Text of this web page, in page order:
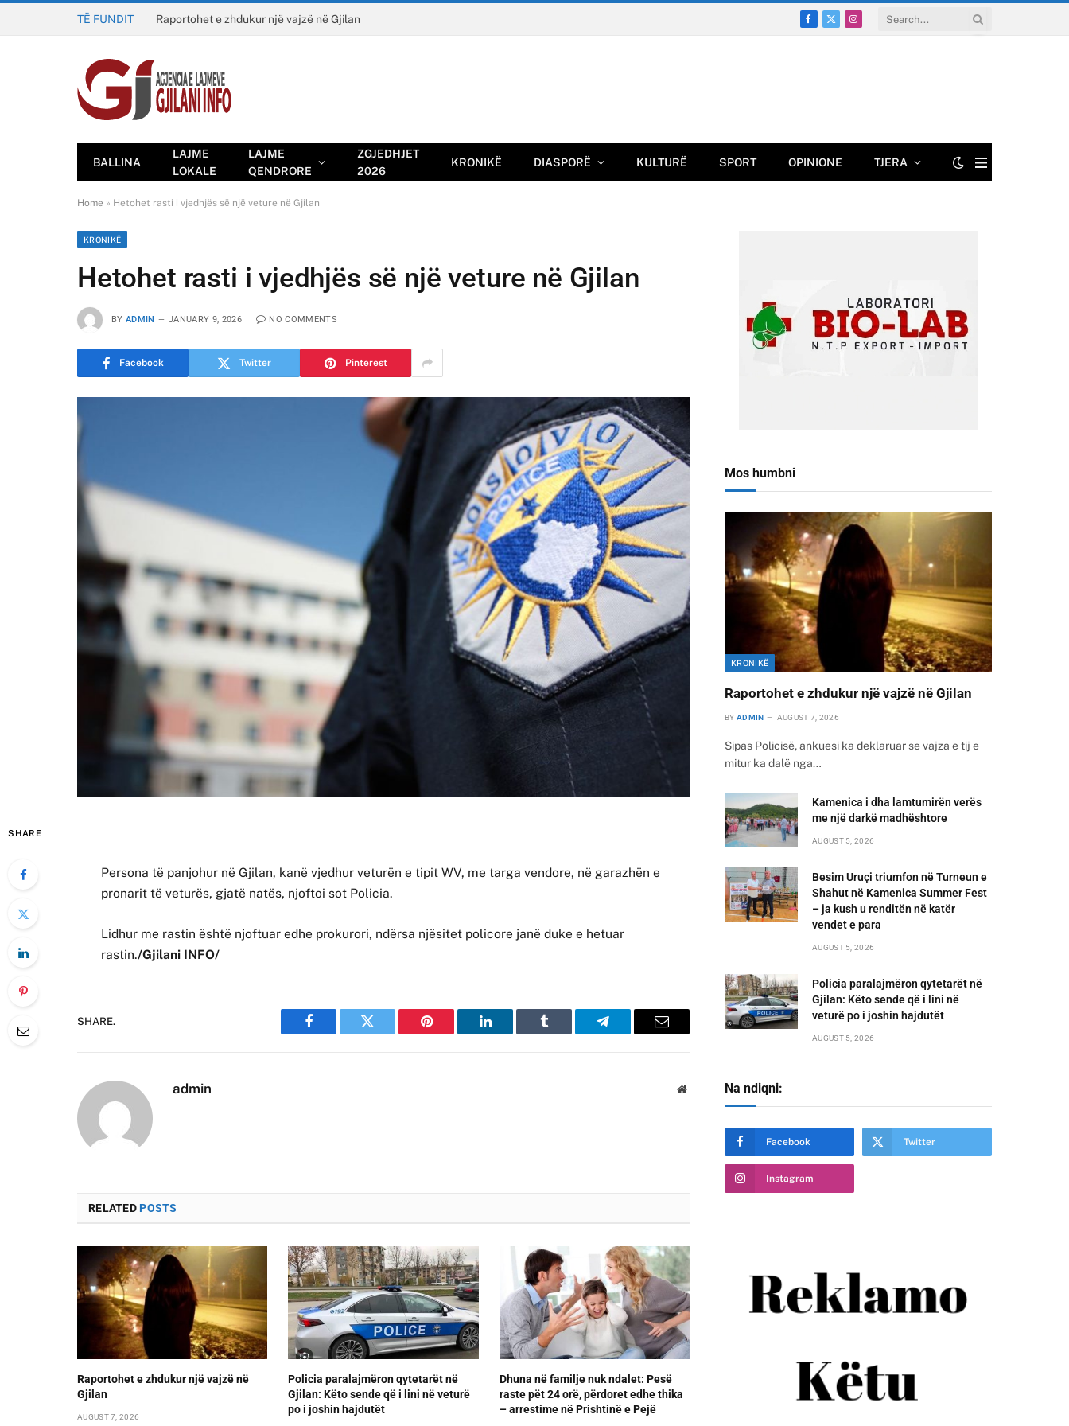
TË FUNDIT Raportohet e zhdukur një vajzë në Gjilan
Facebook
X
Instagram
BALLINA
LAJME
LOKALE
LAJME
QENDRORE
ZGJEDHJET
2026
KRONIKË DIASPORË KULTURË SPORT OPINIONE TJERA
Home » Hetohet rasti i vjedhjës së një veture në Gjilan
KRONIKË
Hetohet rasti i vjedhjës së një veture në Gjilan
BY ADMIN JANUARY 9, 2026 NO COMMENTS
Facebook Twitter Pinterest
SHARE
Persona të panjohur në Gjilan, kanë vjedhur veturën e tipit WV, me targa vendore, në garazhën e
pronarit të veturës, gjatë natës, njoftoi sot Policia.
Lidhur me rastin është njoftuar edhe prokurori, ndërsa njësitet policore janë duke e hetuar
rastin./Gjilani INFO/
SHARE.
Facebook Twitter Pinterest LinkedIn Tumblr Telegram Email
admin Website
RELATEDPOSTS
Raportohet e zhdukur një vajzë në
Gjilan
AUGUST 7, 2026
Policia paralajmëron qytetarët në
Gjilan: Këto sende që i lini në veturë
po i joshin hajdutët
Dhuna në familje nuk ndalet: Pesë
raste pët 24 orë, përdoret edhe thika
– arrestime në Prishtinë e Pejë
Mos humbni
KRONIKË
Raportohet e zhdukur një vajzë në Gjilan
BY ADMIN AUGUST 7, 2026
Sipas Policisë, ankuesi ka deklaruar se vajza e tij e
mitur ka dalë nga…
Kamenica i dha lamtumirën verës
me një darkë madhështore
AUGUST 5, 2026
Besim Uruçi triumfon në Turneun e
Shahut në Kamenica Summer Fest
– ja kush u renditën në katër
vendet e para
AUGUST 5, 2026
Policia paralajmëron qytetarët në
Gjilan: Këto sende që i lini në
veturë po i joshin hajdutët
AUGUST 5, 2026
Na ndiqni:
Facebook Twitter
Instagram